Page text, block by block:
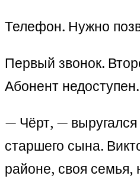
Телефон. Нужно
Первый звонок.
Абонент недоступен.
— Чёрт, —
старшего сына.
районе, своя семья,